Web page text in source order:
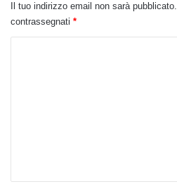
Il tuo indirizzo email non sarà pubblicato.
contrassegnati *